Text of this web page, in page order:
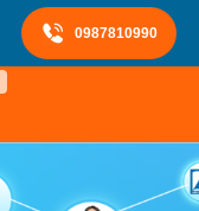
0987810990